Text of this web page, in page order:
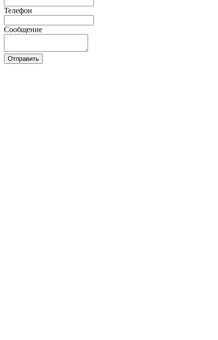
Телефон
Сообщение
Отправить